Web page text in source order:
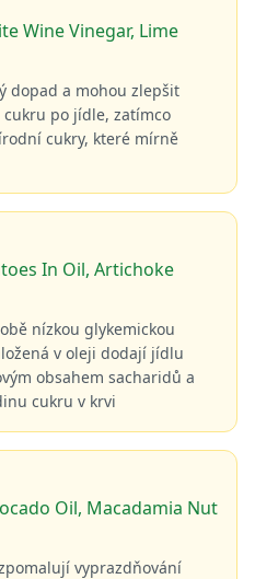
Wine Vinegar, Lime
dopad a mohou zlepšit
po jídle, zatímco
cukry, které mírně
In Oil, Artichoke
nízkou glykemickou
v oleji dodají jídlu
obsahem sacharidů a
cukru v krvi
Oil, Macadamia Nut
vyprazdňování